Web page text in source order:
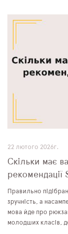
22 лютого 2026г.
Скільки має
рекомендації
Правильно
зручність, а
мова йде про
молодших класів,